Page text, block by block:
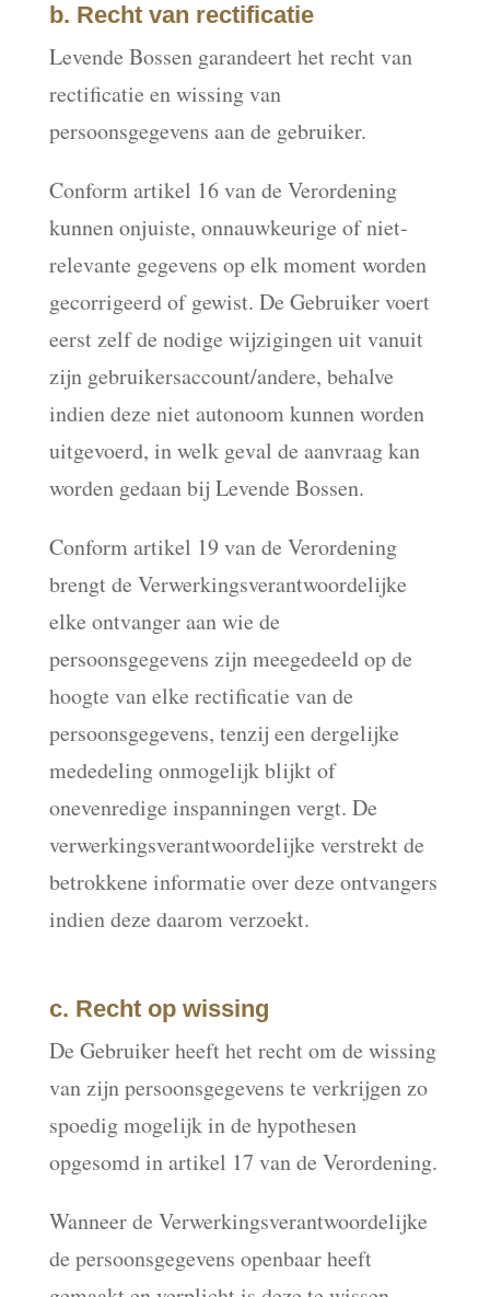
b. Recht van rectificatie
Levende Bossen garandeert het recht van
rectificatie en wissing van
persoonsgegevens aan de gebruiker.
Conform artikel 16 van de Verordening
kunnen onjuiste, onnauwkeurige of niet-
relevante gegevens op elk moment worden
gecorrigeerd of gewist. De Gebruiker voert
eerst zelf de nodige wijzigingen uit vanuit
zijn gebruikersaccount/andere, behalve
indien deze niet autonoom kunnen worden
uitgevoerd, in welk geval de aanvraag kan
worden gedaan bij Levende Bossen.
Conform artikel 19 van de Verordening
brengt de Verwerkingsverantwoordelijke
elke ontvanger aan wie de
persoonsgegevens zijn meegedeeld op de
hoogte van elke rectificatie van de
persoonsgegevens, tenzij een dergelijke
mededeling onmogelijk blijkt of
onevenredige inspanningen vergt. De
verwerkingsverantwoordelijke verstrekt de
betrokkene informatie over deze ontvangers
indien deze daarom verzoekt.
c. Recht op wissing
De Gebruiker heeft het recht om de wissing
van zijn persoonsgegevens te verkrijgen zo
spoedig mogelijk in de hypothesen
opgesomd in artikel 17 van de Verordening.
Wanneer de Verwerkingsverantwoordelijke
de persoonsgegevens openbaar heeft